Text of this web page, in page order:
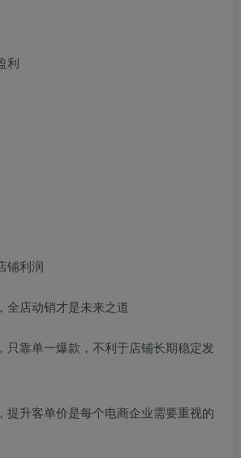
利
铺利润
全店动销才是未来之道
只靠单一爆款，不利于店铺长期稳定发
提升客单价是每个电商企业需要重视的